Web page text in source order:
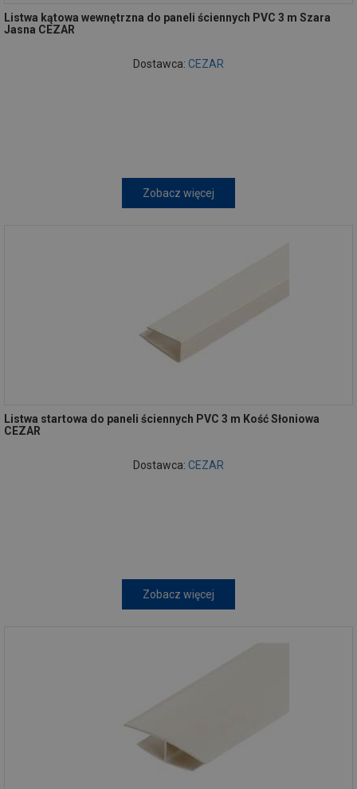
Listwa kątowa wewnętrzna do paneli ściennych PVC 3 m Szara
Jasna CEZAR
Dostawca: CEZAR
Zobacz więcej
Listwa startowa do paneli ściennych PVC 3 m Kość Słoniowa
CEZAR
Dostawca: CEZAR
Zobacz więcej